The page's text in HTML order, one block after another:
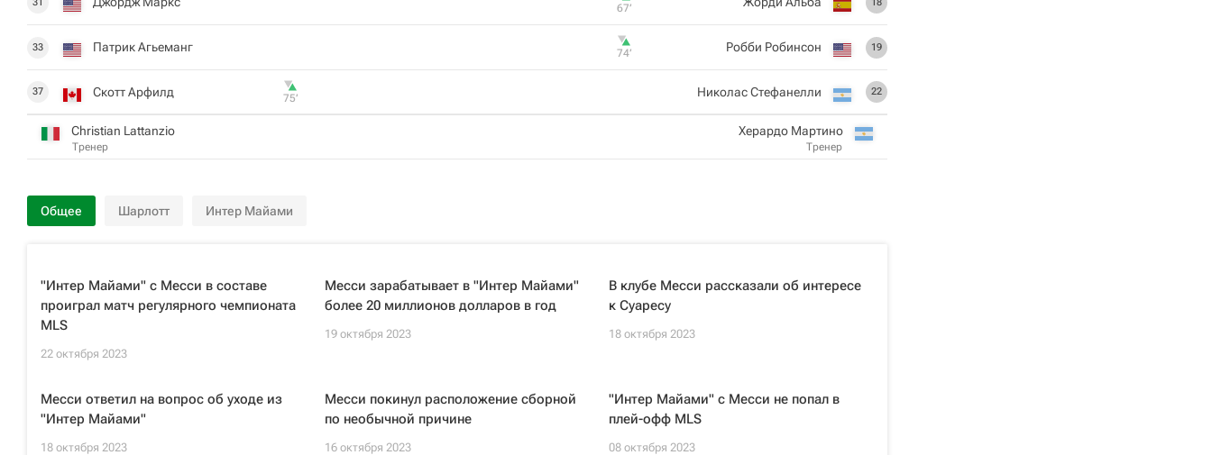
33 Патрик Агьеманг
37 Скотт Арфилд 75‎’‎
Christian Lattanzio
Тренер
67‎’‎
19
Робби Робинсон
74‎’‎
22
Николас Стефанелли
Херардо Мартино
Тренер
Общее Шарлотт Интер Майами
"Интер Майами" с Месси в составе
проиграл матч регулярного чемпионата
MLS
22 октября 2023
Месси зарабатывает в "Интер Майами"
более 20 миллионов долларов в год
19 октября 2023
В клубе Месси рассказали об интересе
к Суаресу
18 октября 2023
Месси ответил на вопрос об уходе из
"Интер Майами"
18 октября 2023
Месси покинул расположение сборной
по необычной причине
16 октября 2023
"Интер Майами" с Месси не попал в
плей-офф MLS
08 октября 2023